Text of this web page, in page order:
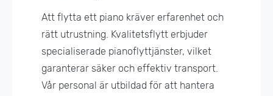
Att flytta ett piano kräver erfarenhet och
rätt utrustning. Kvalitetsflytt erbjuder
specialiserade pianoflyttjänster, vilket
garanterar säker och effektiv transport.
Vår personal är utbildad för att hantera